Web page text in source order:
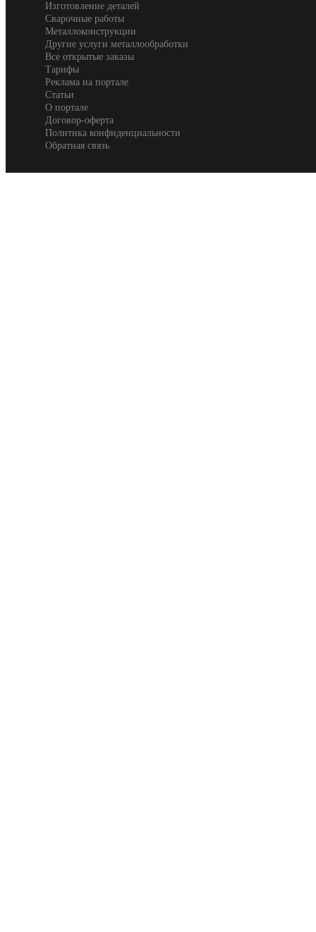
Изготовление деталей
Сварочные работы
Металлоконструкции
Другие услуги металлообработки
Все открытые заказы
Тарифы
Реклама на портале
Статьи
О портале
Договор-оферта
Политика конфиденциальности
Обратная связь